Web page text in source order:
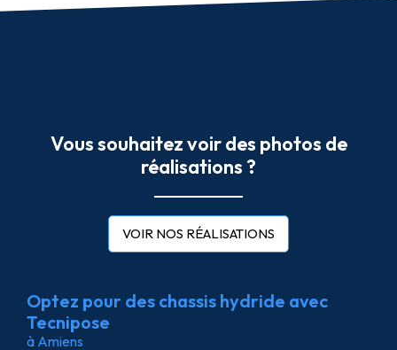
Vous souhaitez voir des photos de
réalisations ?
VOIR NOS RÉALISATIONS
Optez pour des chassis hydride avec
Tecnipose
à Amiens